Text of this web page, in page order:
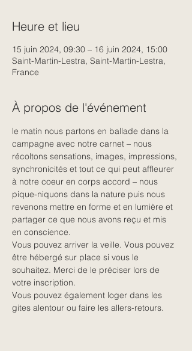
Heure et lieu
15 juin 2024, 09:30 – 16 juin 2024, 15:00
Saint-Martin-Lestra, Saint-Martin-Lestra,
France
À propos de l'événement
le matin nous partons en ballade dans la
campagne avec notre carnet – nous
récoltons sensations, images, impressions,
synchronicités et tout ce qui peut affleurer
à notre coeur en corps accord – nous
pique-niquons dans la nature puis nous
revenons mettre en forme et en lumière et
partager ce que nous avons reçu et mis
en conscience.
Vous pouvez arriver la veille. Vous pouvez
être hébergé sur place si vous le
souhaitez. Merci de le préciser lors de
votre inscription.
Vous pouvez également loger dans les
gites alentour ou faire les allers-retours.